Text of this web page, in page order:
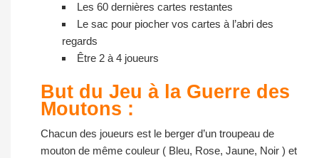
Les 60 dernières cartes restantes
Le sac pour piocher vos cartes à l’abri des
regards
Être 2 à 4 joueurs
But du Jeu à la Guerre des
Moutons :
Chacun des joueurs est le berger d’un troupeau de
mouton de même couleur ( Bleu, Rose, Jaune, Noir ) et